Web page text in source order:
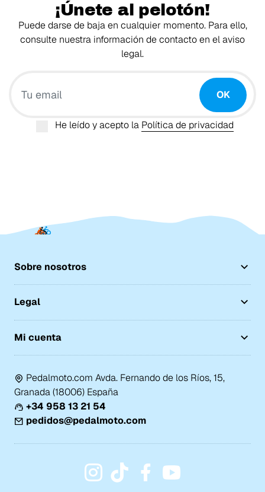
¡Únete al pelotón!
Puede darse de baja en cualquier momento. Para ello,
consulte nuestra información de contacto en el aviso
legal.
OK
He leído y acepto la Política de privacidad
Sobre nosotros
Legal
Mi cuenta
Pedalmoto.com Avda. Fernando de los Ríos, 15,
Granada (18006) España
+34 958 13 21 54
pedidos@pedalmoto.com